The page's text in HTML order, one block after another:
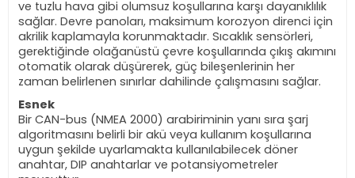
ve tuzlu hava gibi olumsuz koşullarına karşı dayanıklılık
sağlar. Devre panoları, maksimum korozyon direnci için
akrilik kaplamayla korunmaktadır. Sıcaklık sensörleri,
gerektiğinde olağanüstü çevre koşullarında çıkış akımını
otomatik olarak düşürerek, güç bileşenlerinin her
zaman belirlenen sınırlar dahilinde çalışmasını sağlar.
Esnek
Bir CAN-bus (NMEA 2000) arabiriminin yanı sıra şarj
algoritmasını belirli bir akü veya kullanım koşullarına
uygun şekilde uyarlamakta kullanılabilecek döner
anahtar, DIP anahtarlar ve potansiyometreler